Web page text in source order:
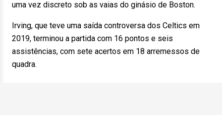
uma vez discreto sob as vaias do ginásio de Boston.
Irving, que teve uma saída controversa dos Celtics em
2019, terminou a partida com 16 pontos e seis
assistências, com sete acertos em 18 arremessos de
quadra.